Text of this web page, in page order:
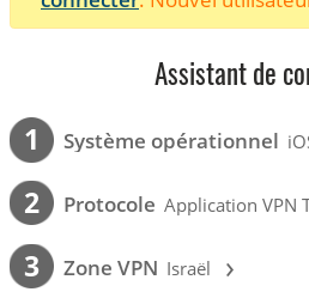
Assistant de
1 Système opérationnel
2 Protocole Application VPN
3 Zone VPN Israël ›